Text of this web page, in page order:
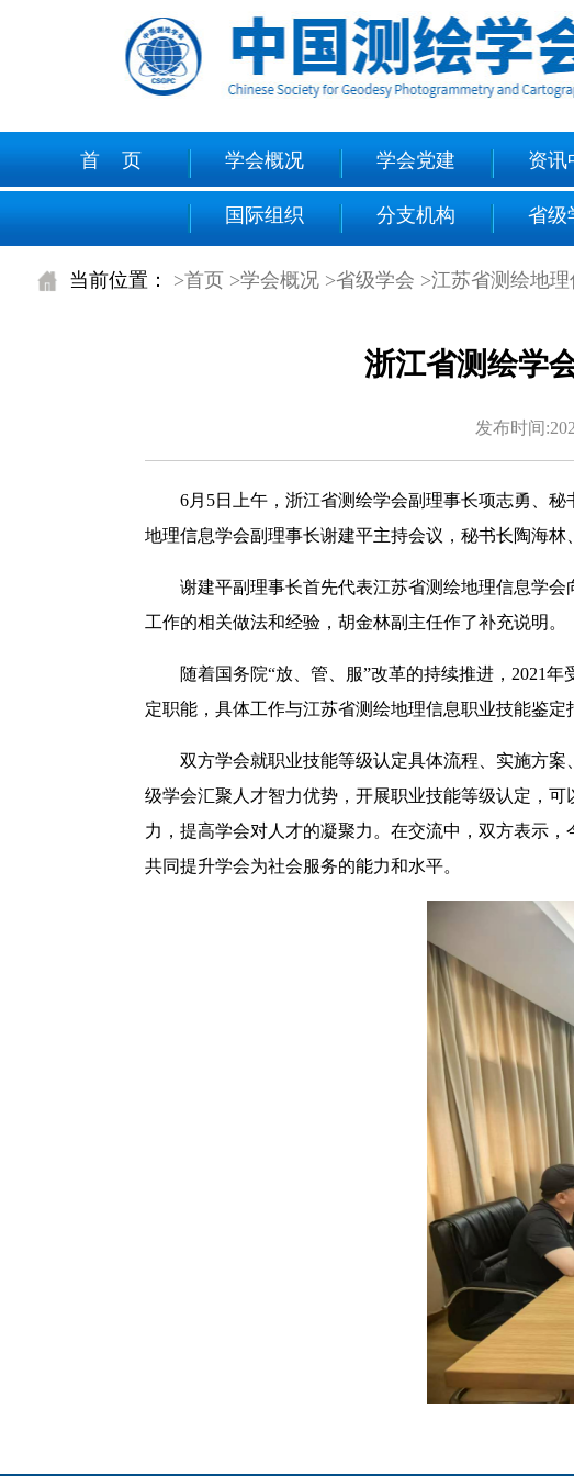
首 页 学会概况 学会党建 资讯
国际组织 分支机构 省级
当前位置： >首页 >学会概况 >省级学会 >江苏省测绘地
浙江省测绘学
发布时间
6月5日上午，浙江省测绘学会副理事长项志勇、
地理信息学会副理事长谢建平主持会议，秘书长陶海
谢建平副理事长首先代表江苏省测绘地理信息学
工作的相关做法和经验，胡金林副主任作了补充说明。
随着国务院“放、管、服”改革的持续推进，2021
定职能，具体工作与江苏省测绘地理信息职业技能鉴定
双方学会就职业技能等级认定具体流程、实施方
级学会汇聚人才智力优势，开展职业技能等级认定，
力，提高学会对人才的凝聚力。在交流中，双方表示
共同提升学会为社会服务的能力和水平。